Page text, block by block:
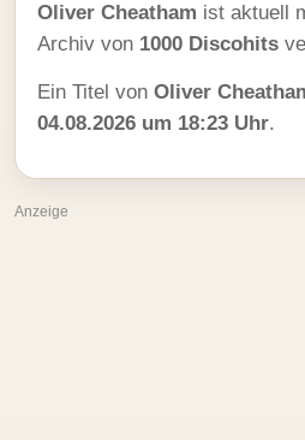
Oliver Cheatham ist aktuell
Archiv von 1000 Discohits
Ein Titel von Oliver
04.08.2026 um 18:23 Uhr.
Anzeige